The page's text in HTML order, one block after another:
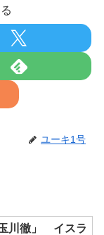
ユーキ1号
川徹」 イスラ